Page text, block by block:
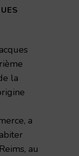
la
a
au